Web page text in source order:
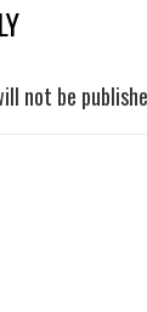
not be